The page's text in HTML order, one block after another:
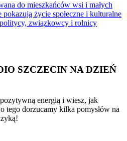
do mieszkańców wsi i małych
życie społeczne i kulturalne
związkowcy i rolnicy
SZCZECIN NA DZIEŃ
energią i wiesz, jak
tego dorzucamy kilka pomysłów na